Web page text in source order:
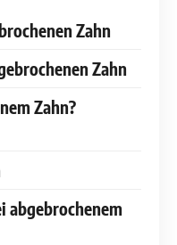
Zahn
Zahn
Zahn?
abgebrochenem